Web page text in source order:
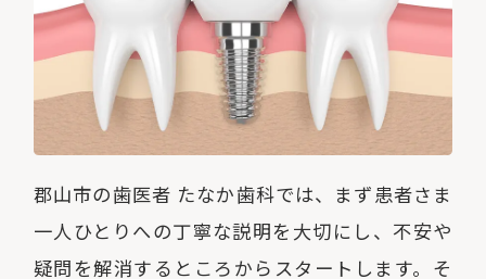
郡山市の歯医者 たなか歯科では、まず患者さま
一人ひとりへの丁寧な説明を大切にし、不安や
疑問を解消するところからスタートします。そ